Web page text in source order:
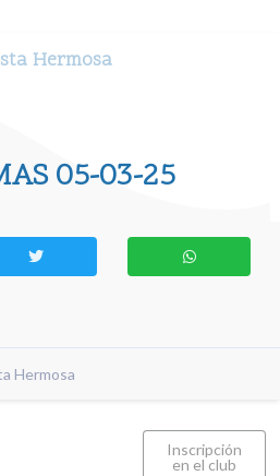
Hermosa
05-03-25
Hermosa
Inscripción
en el club